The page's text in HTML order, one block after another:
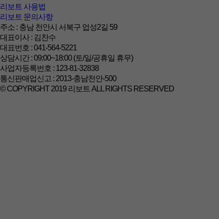
리보트 사용법
리보트 문의사항
주소 : 충남 천안시 서북구 업성2길 59
대표이사 : 김찬수
대표번호 : 041-564-5221
상담시간 : 09:00~18:00 (토/일/공휴일 휴무)
사업자등록번호 : 123-81-32838
통신판매업신고 : 2013-충남천안-500
© COPYRIGHT 2019 리보트 ALL RIGHTS RESERVED